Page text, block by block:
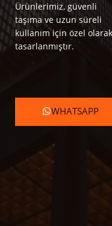
Ürünlerimiz, güvenli
taşıma ve uzun süreli
kullanım için özel olarak
tasarlanmıştır.
WHATSAPP